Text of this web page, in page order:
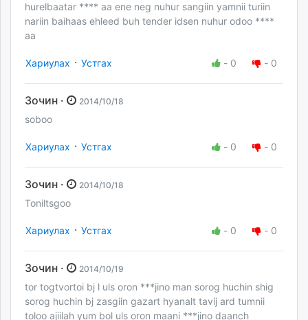
hurelbaatar **** aa ene neg nuhur sangiin yamnii turiin
nariin baihaas ehleed buh tender idsen nuhur odoo ****
aa
Хариулах · Устгах - 0 - 0
Зочин · 2014/10/18
soboo
Хариулах · Устгах - 0 - 0
Зочин · 2014/10/18
Toniltsgoo
Хариулах · Устгах - 0 - 0
Зочин · 2014/10/19
tor togtvortoi bj l uls oron ***jino man sorog huchin shig
sorog huchin bj zasgiin gazart hyanalt tavij ard tumnii
toloo ajiilah yum bol uls oron maani ***jino daanch